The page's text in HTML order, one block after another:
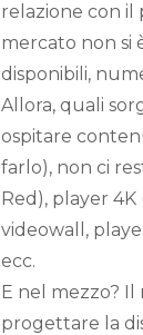
relazione con il
mercato non si
disponibili,
Allora, quali
ospitare
farlo), non ci
Red), player
videowall,
ecc.
E nel mezzo?
progettare la